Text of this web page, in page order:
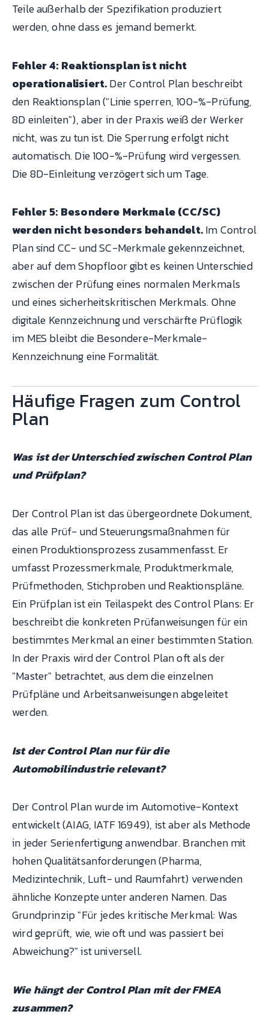
Teile außerhalb der Spezifikation produziert
werden, ohne dass es jemand bemerkt.
Fehler 4: Reaktionsplan ist nicht
operationalisiert.Der Control Plan beschreibt
den Reaktionsplan ("Linie sperren, 100-%-Prüfung,
8D einleiten"), aber in der Praxis weiß der Werker
nicht, was zu tun ist. Die Sperrung erfolgt nicht
automatisch. Die 100-%-Prüfung wird vergessen.
Die 8D-Einleitung verzögert sich um Tage.
Fehler 5: Besondere Merkmale (CC/SC)
werden nicht besonders behandelt.Im Control
Plan sind CC- und SC-Merkmale gekennzeichnet,
aber auf dem Shopfloor gibt es keinen Unterschied
zwischen der Prüfung eines normalen Merkmals
und eines sicherheitskritischen Merkmals. Ohne
digitale Kennzeichnung und verschärfte Prüflogik
im MES bleibt die Besondere-Merkmale-
Kennzeichnung eine Formalität.
Häufige Fragen zum Control
Plan
Was ist der Unterschied zwischen Control Plan
und Prüfplan?
Der Control Plan ist das übergeordnete Dokument,
das alle Prüf- und Steuerungsmaßnahmen für
einen Produktionsprozess zusammenfasst. Er
umfasst Prozessmerkmale, Produktmerkmale,
Prüfmethoden, Stichproben und Reaktionspläne.
Ein Prüfplan ist ein Teilaspekt des Control Plans: Er
beschreibt die konkreten Prüfanweisungen für ein
bestimmtes Merkmal an einer bestimmten Station.
In der Praxis wird der Control Plan oft als der
"Master" betrachtet, aus dem die einzelnen
Prüfpläne und Arbeitsanweisungen abgeleitet
werden.
Ist der Control Plan nur für die
Automobilindustrie relevant?
Der Control Plan wurde im Automotive-Kontext
entwickelt (AIAG, IATF 16949), ist aber als Methode
in jeder Serienfertigung anwendbar. Branchen mit
hohen Qualitätsanforderungen (Pharma,
Medizintechnik, Luft- und Raumfahrt) verwenden
ähnliche Konzepte unter anderen Namen. Das
Grundprinzip "Für jedes kritische Merkmal: Was
wird geprüft, wie, wie oft und was passiert bei
Abweichung?" ist universell.
Wie hängt der Control Plan mit der FMEA
zusammen?